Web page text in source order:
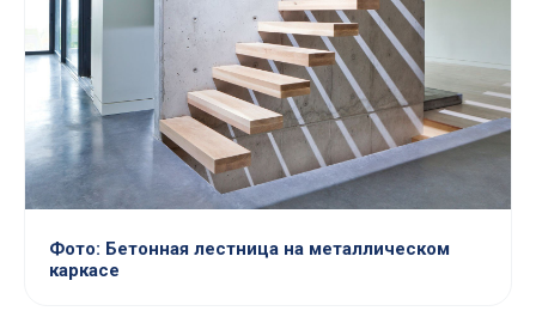
Фото: Бетонная лестница на металлическом
каркасе